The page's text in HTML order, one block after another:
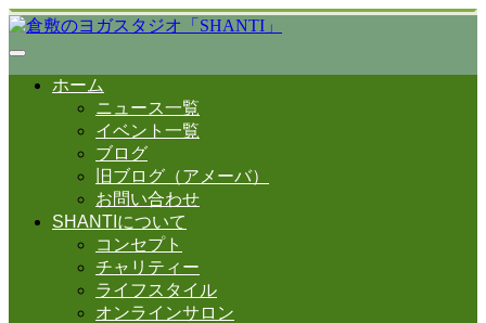
ホーム
ニュース一覧
イベント一覧
ブログ
旧ブログ（アメーバ）
お問い合わせ
SHANTIについて
コンセプト
チャリティー
ライフスタイル
オンラインサロン